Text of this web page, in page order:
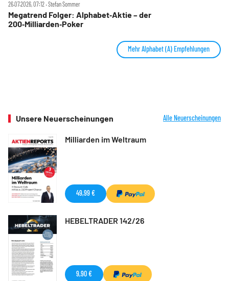
26.07.2026, 07:12 ‧ Stefan Sommer
Megatrend Folger: Alphabet‑Aktie – der
200‑Milliarden‑Poker
Mehr Alphabet (A) Empfehlungen
Unsere Neuerscheinungen Alle Neuerscheinungen
Milliarden im Weltraum
49,99 €
HEBELTRADER 142/26
9,90 €